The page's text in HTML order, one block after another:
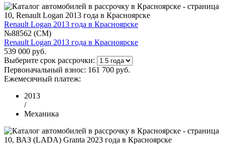
Renault Logan 2013 года в Красноярске
№88562 (CM)
Renault Logan 2013 года в Красноярске
539 000 руб.
Выберите срок рассрочки:
Первоначальный взнос: 161 700 руб.
Ежемесячный платеж:
2013
/
Механика